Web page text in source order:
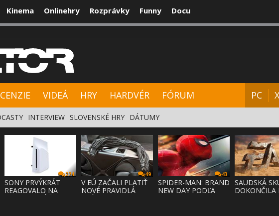
Kinema Onlinehry Rozprávky Funny Docu
VIDEÁ HRY HARDVÉR FÓRUM PC
INTERVIEW SLOVENSKÉ HRY DÁTUMY
274
SONY PRVÝKRÁT
REAGOVALO NA
49
V EÚ ZAČALI PLATIŤ
NOVÉ PRAVIDLÁ
43
SPIDER-MAN: BRAND
NEW DAY PODĽA
SAUDSKÁ
DOKONČILA